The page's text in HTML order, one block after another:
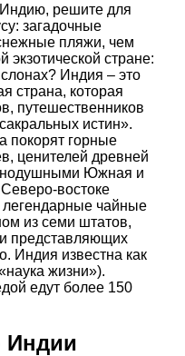
решите для
загадочные
пляжи, чем
экзотической стране:
Индия – это
страна, которая
путешественников
истин».
покорят горные
ценителей древней
Южная и
востоке
чайные
из семи штатов,
представляющих
Индия известна как
жизни»).
едут более 150
Индии